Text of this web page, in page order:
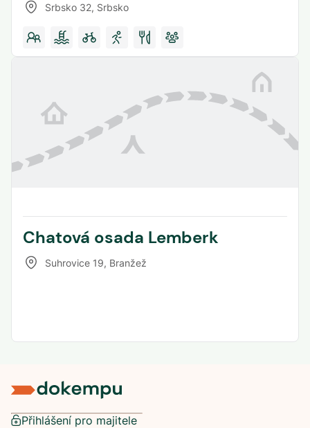
Srbsko 32, Srbsko
Chatová osada Lemberk
Suhrovice 19, Branžež
Přihlášení pro majitele